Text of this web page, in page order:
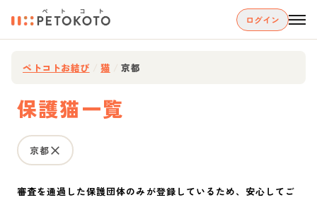
ログイン
ペトコトお結び 猫 京都
保護猫一覧
京都
審査を通過した保護団体のみが登録しているため、安心してご